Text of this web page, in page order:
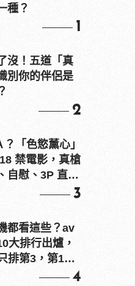
種？
1
沒！五道「真
別你的伴侶是
2
「色慾薰心」
禁電影，真槍
自慰、3P 直接
3
都看這些？av
大排行出爐，
排第3，第1名
4